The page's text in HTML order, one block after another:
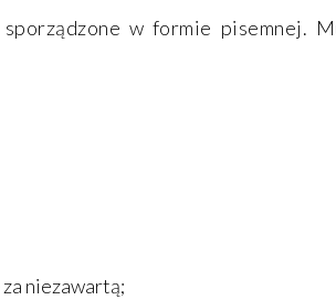
w formie pisemnej.
niezawartą;